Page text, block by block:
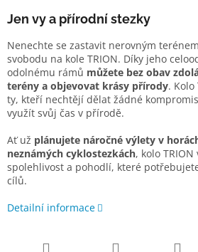
Jen vy a přírodní stezky
Nenechte se zastavit nerovným
svobodu na kole TRION. Díky jeho
odolnému rámů můžete bez obav
terény a objevovat krásy přírody.
ty, kteří nechtějí dělat žádné
využít svůj čas v přírodě.
Ať už plánujete náročné výlety v
neznámých cyklostezkách, kolo
spolehlivost a pohodlí, které
cílů.
Detailní informace